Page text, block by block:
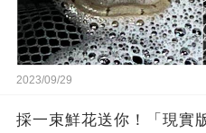
2023/09/29
採一束鮮花送你！「現實